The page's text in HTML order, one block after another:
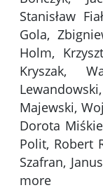
Stanisław
Gola,
Holm,
Kryszak,
Majewski,
Dorota
Polit, Robert
Szafran,
more